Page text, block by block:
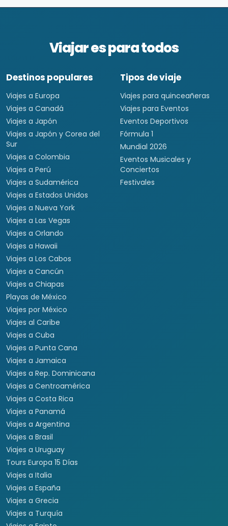
Viajar es para todos
Destinos populares
Viajes a Europa
Viajes a Canadá
Viajes a Japón
Viajes a Japón y Corea del
Sur
Viajes a Colombia
Viajes a Perú
Viajes a Sudamérica
Viajes a Estados Unidos
Viajes a Nueva York
Viajes a Las Vegas
Viajes a Orlando
Viajes a Hawaii
Viajes a Los Cabos
Viajes a Cancún
Viajes a Chiapas
Playas de México
Viajes por México
Viajes al Caribe
Viajes a Cuba
Viajes a Punta Cana
Viajes a Jamaica
Viajes a Rep. Dominicana
Viajes a Centroamérica
Viajes a Costa Rica
Viajes a Panamá
Viajes a Argentina
Viajes a Brasil
Viajes a Uruguay
Tours Europa 15 Días
Viajes a Italia
Viajes a España
Viajes a Grecia
Viajes a Turquía
Tipos de viaje
Viajes para quinceañeras
Viajes para Eventos
Eventos Deportivos
Fórmula 1
Mundial 2026
Eventos Musicales y
Conciertos
Festivales